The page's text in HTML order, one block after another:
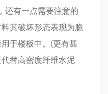
还有一点需要注意的
其破坏形态表现为脆
于楼板中。(更有甚
替高密度纤维水泥